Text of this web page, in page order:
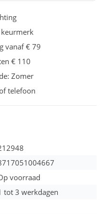
vanaf € 79
€ 110
Zomer
telefoon
voorraad
tot 3 werkdagen